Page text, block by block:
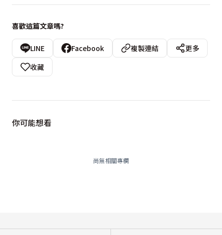
喜歡這篇文章嗎?
LINE Facebook 複製連結
更多
收藏
你可能想看
尚無相關專欄